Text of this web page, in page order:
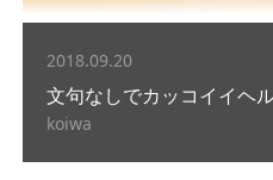
2018.09.20
文句なしでカッコイイヘ
koiwa